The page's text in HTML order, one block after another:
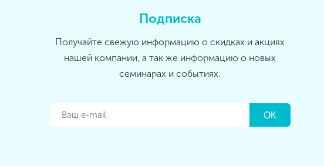
Подписка
Получайте свежую информацию о скидках и акциях
нашей компании, а так же информацию о новых
семинарах и событиях.